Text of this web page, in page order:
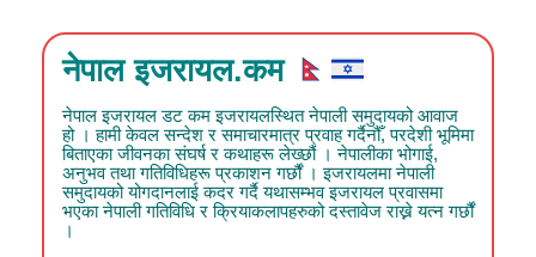
नेपाल इजरायल.कम
नेपाल इजरायल डट कम इजरायलस्थित नेपाली समुदायको आवाज
हो । हामी केवल सन्देश र समाचारमात्र प्रवाह गर्दैनौँ, परदेशी भूमिमा
बिताएका जीवनका संघर्ष र कथाहरू लेख्छौं । नेपालीका भोगाई,
अनुभव तथा गतिविधिहरू प्रकाशन गर्छौं । इजरायलमा नेपाली
समुदायको योगदानलाई कदर गर्दै यथासम्भव इजरायल प्रवासमा
भएका नेपाली गतिविधि र क्रियाकलापहरुको दस्तावेज राख्ने यत्न गर्छौं
।